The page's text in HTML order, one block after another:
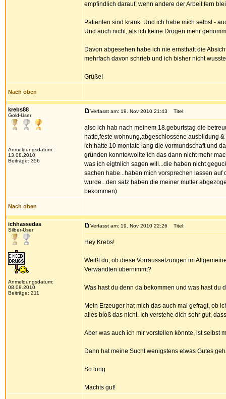
empfindlich darauf, wenn andere der Arbeit fern
Patienten sind krank. Und ich habe mich selbst -
Und auch nicht, als ich keine Drogen mehr
Davon abgesehen habe ich nie ernsthaft die
mehrfach davon schrieb und ich bisher nicht
Grüße!
Nach oben
krebs88
Gold-User
Anmeldungsdatum:
13.08.2010
Beiträge: 356
Verfasst am: 19. Nov 2010 21:43 Titel:
also ich hab nach meinem 18.geburtstag die
hatte,feste wohnung,abgeschlossene ausbildung
ich hatte 10 montate lang die vormundschaft und
gründen konnte/wollte ich das dann nicht mehr
was ich eigtnlich sagen will...die haben nicht
sachen habe...haben mich vorsprechen lassen auf
wurde...den satz haben die meiner mutter
bekommen)
Nach oben
ichhassedas
Silber-User
Anmeldungsdatum:
08.08.2010
Beiträge: 211
Verfasst am: 19. Nov 2010 22:26 Titel:
Hey Krebs!
Weißt du, ob diese Vorraussetzungen im
Verwandten übernimmt?
Was hast du denn da bekommen und was hast du
Mein Erzeuger hat mich das auch mal gefragt, ob
alles bloß das nicht. Ich verstehe dich sehr gut,
Aber was auch ich mir vorstellen könnte, ist selbst
Dann hat meine Sucht wenigstens etwas Gutes
So long
Machts gut!